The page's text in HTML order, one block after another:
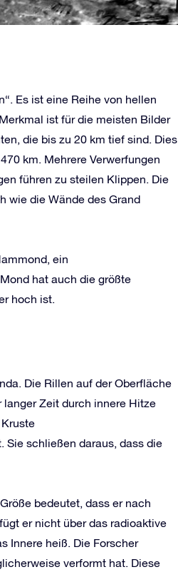
Es ist eine Reihe von hellen
ist für die meisten Bilder
die bis zu 20 km tief sind. Dies
km. Mehrere Verwerfungen
führen zu steilen Klippen. Die
wie die Wände des Grand
ein
hat auch die größte
hoch ist.
Die Rillen auf der Oberfläche
Zeit durch innere Hitze
Sie schließen daraus, dass die
bedeutet, dass er nach
er nicht über das radioaktive
Innere heiß. Die Forscher
verformt hat. Diese